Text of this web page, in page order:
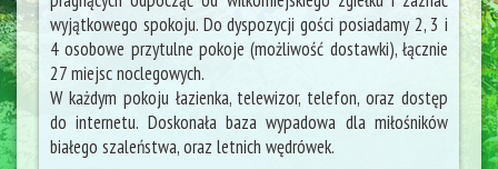
wyjątkowego spokoju. Do dyspozycji gości posiadamy 2, 3 i
4 osobowe przytulne pokoje (możliwość dostawki), łącznie
27 miejsc noclegowych.
W każdym pokoju łazienka, telewizor, telefon, oraz dostęp
do internetu. Doskonała baza wypadowa dla miłośników
białego szaleństwa, oraz letnich wędrówek.